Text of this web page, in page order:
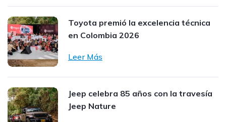
Toyota premió la excelencia técnica
en Colombia 2026
Leer Más
Jeep celebra 85 años con la travesía
Jeep Nature